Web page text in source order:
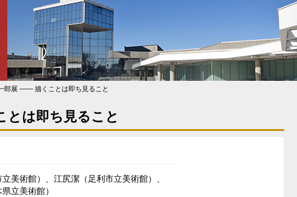
郎展 ―― 描くことは即ち見ること
は即ち見ること
美術館）、江尻潔（足利市立美術館）、
立美術館）